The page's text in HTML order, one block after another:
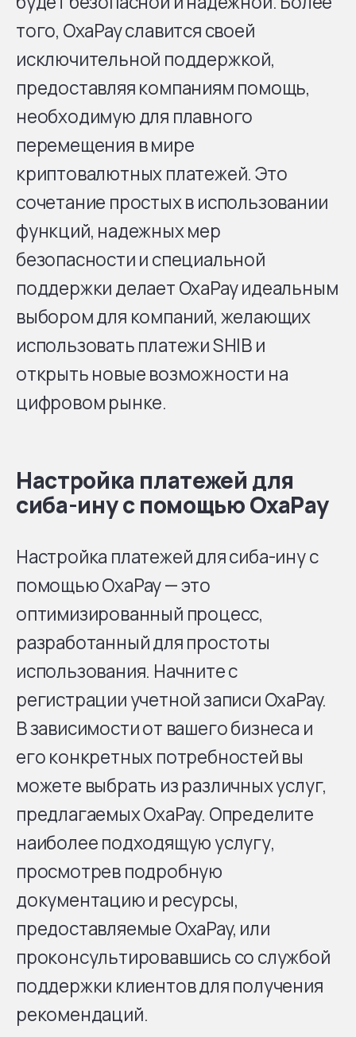
того, OxaPay славится своей
исключительной поддержкой,
предоставляя компаниям помощь,
необходимую для плавного
перемещения в мире
криптовалютных платежей. Это
сочетание простых в использовании
функций, надежных мер
безопасности и специальной
поддержки делает OxaPay идеальным
выбором для компаний, желающих
использовать платежи SHIB и
открыть новые возможности на
цифровом рынке.
Настройка платежей для
сиба-ину с помощью OxaPay
Настройка платежей для сиба-ину с
помощью OxaPay — это
оптимизированный процесс,
разработанный для простоты
использования. Начните с
регистрации учетной записи OxaPay.
В зависимости от вашего бизнеса и
его конкретных потребностей вы
можете выбрать из различных услуг,
предлагаемых OxaPay. Определите
наиболее подходящую услугу,
просмотрев подробную
документацию и ресурсы,
предоставляемые OxaPay, или
проконсультировавшись со службой
поддержки клиентов для получения
рекомендаций.